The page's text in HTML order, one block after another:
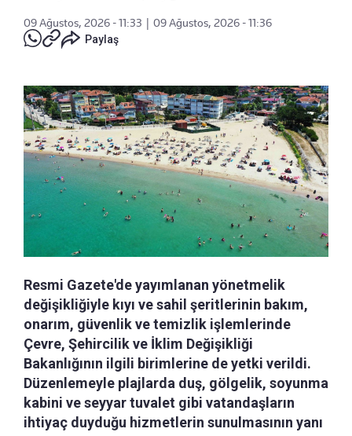
09 Ağustos, 2026 - 11:33
09 Ağustos, 2026 - 11:36
Paylaş
Resmi Gazete'de yayımlanan yönetmelik
değişikliğiyle kıyı ve sahil şeritlerinin bakım,
onarım, güvenlik ve temizlik işlemlerinde
Çevre, Şehircilik ve İklim Değişikliği
Bakanlığının ilgili birimlerine de yetki verildi.
Düzenlemeyle plajlarda duş, gölgelik, soyunma
kabini ve seyyar tuvalet gibi vatandaşların
ihtiyaç duyduğu hizmetlerin sunulmasının yanı